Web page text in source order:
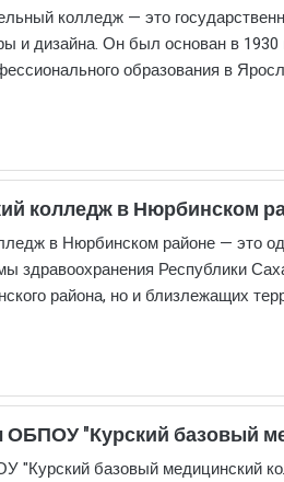
колледж — это
и дизайна. Он был основан в
образования в
колледж в Нюрбинском
в Нюрбинском районе — это
здравоохранения Республики
района, но и близлежащих
"Курский базовый
базовый медицинский